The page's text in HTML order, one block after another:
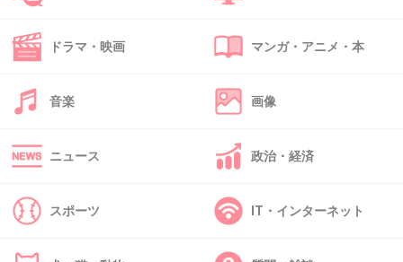
ケミストリーの川畑？
えっとーー どっちだっけ？
おうこっちか！
42. 匿名 2018/02/08(木) 13:22:52
ドラマ・映画 マンガ・アニメ・本
音楽 画像
ニュース 政治・経済
スポーツ IT・インターネット